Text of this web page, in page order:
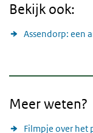
Bekijk ook:
Assendorp: een
Meer weten?
Filmpje over het